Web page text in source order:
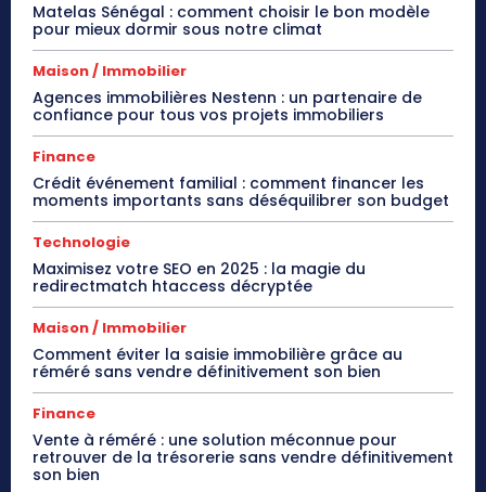
Matelas Sénégal : comment choisir le bon modèle
pour mieux dormir sous notre climat
Maison / Immobilier
Agences immobilières Nestenn : un partenaire de
confiance pour tous vos projets immobiliers
Finance
Crédit événement familial : comment financer les
moments importants sans déséquilibrer son budget
Technologie
Maximisez votre SEO en 2025 : la magie du
redirectmatch htaccess décryptée
Maison / Immobilier
Comment éviter la saisie immobilière grâce au
réméré sans vendre définitivement son bien
Finance
Vente à réméré : une solution méconnue pour
retrouver de la trésorerie sans vendre définitivement
son bien